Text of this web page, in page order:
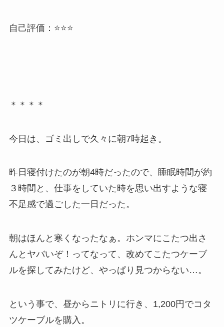
自己評価：⭐⭐⭐
＊＊＊＊
今日は、ゴミ出しで久々に朝7時起き。
昨日寝付けたのが朝4時だったので、睡眠時間が約
３時間と、仕事をしていた時を思い出すような寝
不足感で過ごした一日だった。
朝はほんと寒くなったなぁ。ホンマにこたつ出さ
んとヤバいぞ！ってなって、改めてこたつケーブ
ルを探してみたけど、やっぱり見つからない…。
という事で、昼からニトリに行き、1,200円でコタ
ツケーブルを購入。